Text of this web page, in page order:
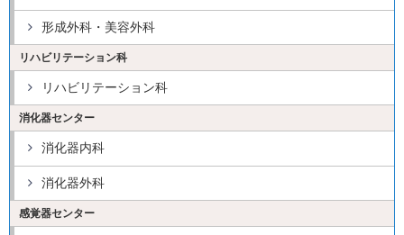
形成外科・美容外科
リハビリテーション科
リハビリテーション科
消化器センター
消化器内科
消化器外科
感覚器センター